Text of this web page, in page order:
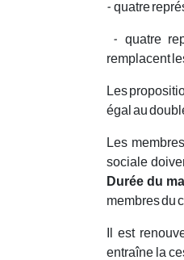
- quatre
- quatre
remplacent
Les
égal au
Les
sociale
Durée du
membres du
Il est
entraîne la